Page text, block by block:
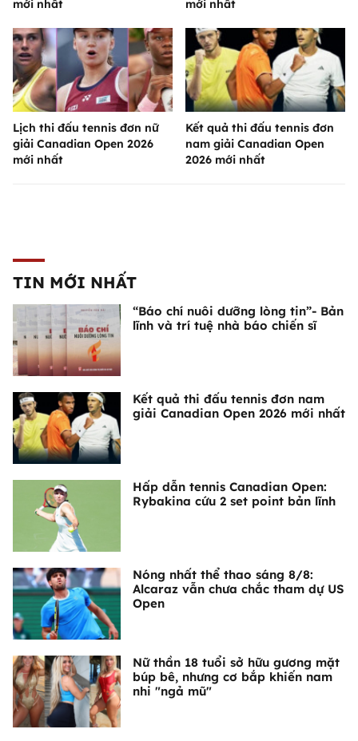
mới nhất
mới nhất
Lịch thi đấu tennis đơn nữ
giải Canadian Open 2026
mới nhất
Kết quả thi đấu tennis đơn
nam giải Canadian Open
2026 mới nhất
TIN MỚI NHẤT
“Báo chí nuôi dưỡng lòng tin”- Bản
lĩnh và trí tuệ nhà báo chiến sĩ
Kết quả thi đấu tennis đơn nam
giải Canadian Open 2026 mới nhất
Hấp dẫn tennis Canadian Open:
Rybakina cứu 2 set point bản lĩnh
Nóng nhất thể thao sáng 8/8:
Alcaraz vẫn chưa chắc tham dự US
Open
Nữ thần 18 tuổi sở hữu gương mặt
búp bê, nhưng cơ bắp khiến nam
nhi "ngả mũ"